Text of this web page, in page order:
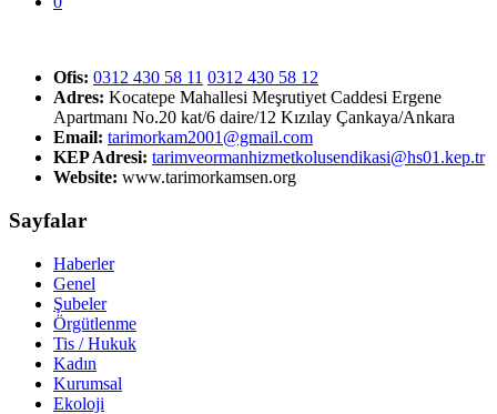
Ofis: 0312 430 58 11 0312 430 58 12
Adres: Kocatepe Mahallesi Meşrutiyet Caddesi Ergene
Apartmanı No.20 kat/6 daire/12 Kızılay Çankaya/Ankara
Email: tarimorkam2001@gmail.com
KEP Adresi: tarimveormanhizmetkolusendikasi@hs01.kep.tr
Website: www.tarimorkamsen.org
Sayfalar
Haberler
Genel
Şubeler
Örgütlenme
Tis / Hukuk
Kadın
Kurumsal
Ekoloji